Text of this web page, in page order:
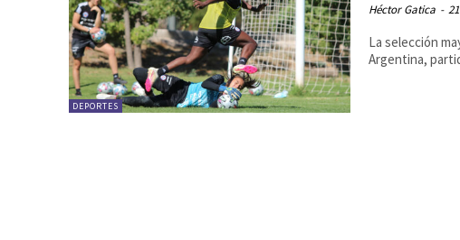
DEPORTES
Héctor Gatica -
La selección
Argentina,